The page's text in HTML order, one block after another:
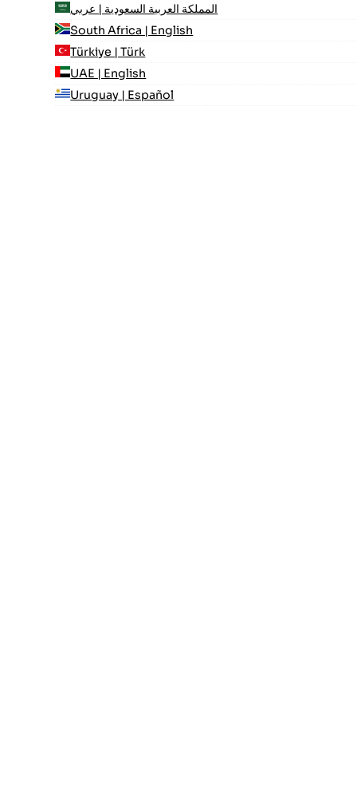
المملكة العربية السعودية | عربي
South Africa | English
Türkiye | Türk
UAE | English
Uruguay | Español